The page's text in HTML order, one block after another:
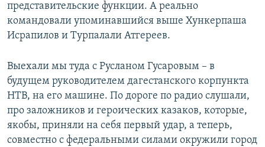
представительские функции. А реально
командовали упоминавшийся выше Хункерпаша
Исрапилов и Турпалали Атгереев.
Выехали мы туда с Русланом Гусаровым – в
будущем руководителем дагестанского корпункта
НТВ, на его машине. По дороге по радио слушали,
про заложников и героических казаков, которые,
якобы, приняли на себя первый удар, а теперь,
совместно с федеральными силами окружили город